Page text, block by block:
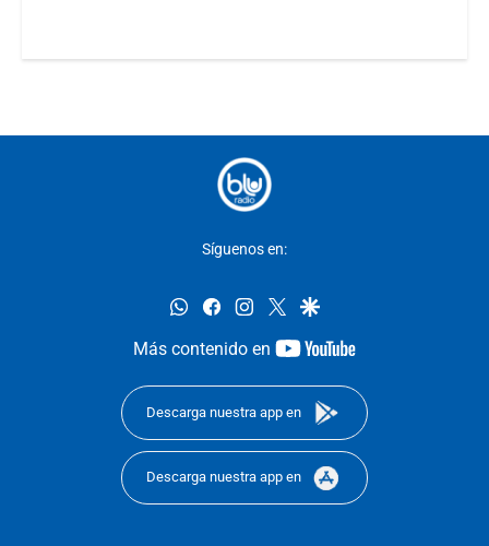
Síguenos en:
whatsappfacebookinstagram
twittergoogle
Más contenido en
youtube-
Descarga nuestra app en
Descarga nuestra app en